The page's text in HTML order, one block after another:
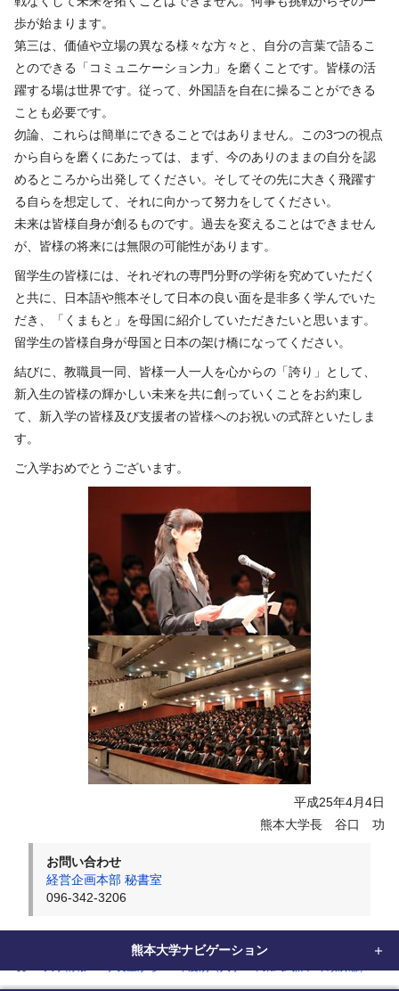
home
歩が始まります。
第三は、価値や立場の異なる様々な方々と、自分の言葉で語るこ
とのできる「コミュニケーション力」を磨くことです。皆様の活
躍する場は世界です。従って、外国語を自在に操ることができる
ことも必要です。
勿論、これらは簡単にできることではありません。この3つの視点
から自らを磨くにあたっては、まず、今のありのままの自分を認
めるところから出発してください。そしてその先に大きく飛躍す
る自らを想定して、それに向かって努力をしてください。
未来は皆様自身が創るものです。過去を変えることはできません
が、皆様の将来には無限の可能性があります。
留学生の皆様には、それぞれの専門分野の学術を究めていただく
と共に、日本語や熊本そして日本の良い面を是非多く学んでいた
だき、「くまもと」を母国に紹介していただきたいと思います。
留学生の皆様自身が母国と日本の架け橋になってください。
結びに、教職員一同、皆様一人一人を心からの「誇り」として、
新入生の皆様の輝かしい未来を共に創っていくことをお約束し
て、新入学の皆様及び支援者の皆様へのお祝いの式辞といたしま
す。
ご入学おめでとうございます。
平成25年4月4日
熊本大学長 谷口 功
お問い合わせ
経営企画本部 秘書室
096-342-3206
熊本大学ナビゲーション